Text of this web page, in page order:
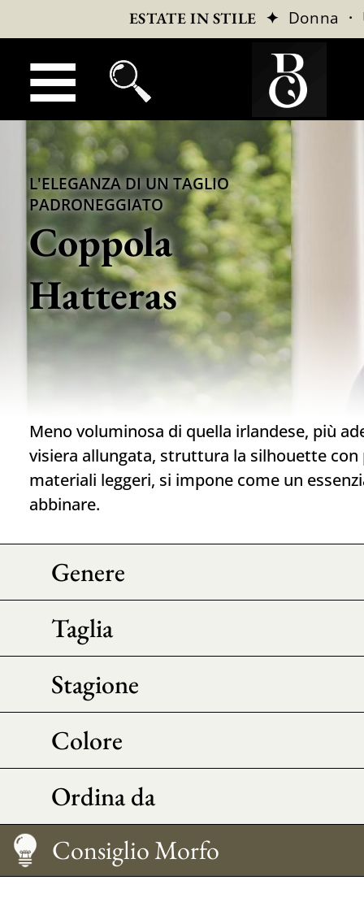
ESTATE IN STILE ✦ Donna ·
L'ELEGANZA DI UN TAGLIO
PADRONEGGIATO
Coppola
Hatteras
Meno voluminosa di quella irlandese, più
visiera allungata, struttura la silhouette con
materiali leggeri, si impone come un
abbinare.
Genere
Taglia
Stagione
Colore
Ordina da
Mantenimento
Come indossarla?